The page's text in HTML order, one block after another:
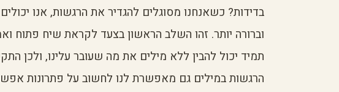
בדידות? כשאנחנו מסוגלים להגדיר את הרגשות, אנו
וברורה יותר. זהו השלב הראשון בצעד לקראת שיח פתוח
תמיד יכול להבין ללא מילים את מה שעובר עלינו, ולכן
הרגשות במילים גם מאפשרת לנו לחשוב על פתרונות